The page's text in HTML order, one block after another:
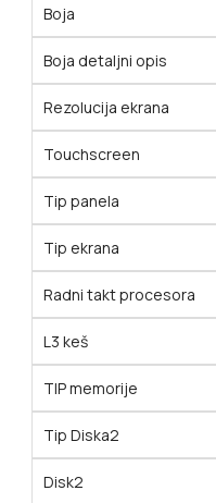
Boja
Boja detaljni opis
Rezolucija ekrana
Touchscreen
Tip panela
Tip ekrana
Radni takt procesora
L3 keš
TIP memorije
Tip Diska2
Disk2